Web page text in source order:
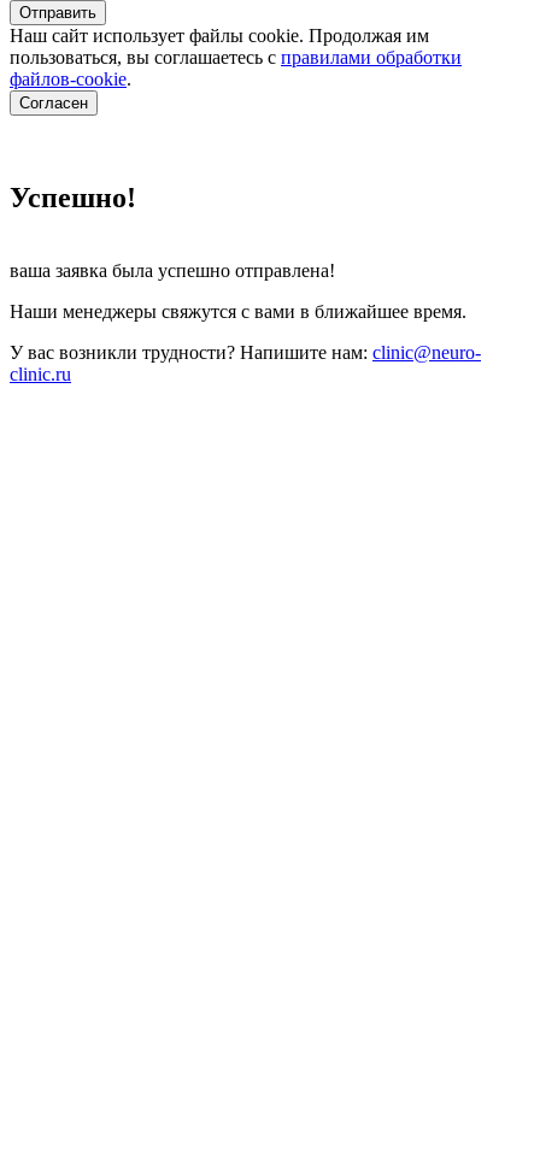
Отправить
Наш сайт использует файлы cookie. Продолжая им
пользоваться, вы соглашаетесь c правилами обработки
файлов-cookie.
Согласен
Успешно!
ваша заявка была успешно отправлена!
Наши менеджеры свяжутся с вами в ближайшее время.
У вас возникли трудности? Напишите нам: clinic@neuro-
clinic.ru